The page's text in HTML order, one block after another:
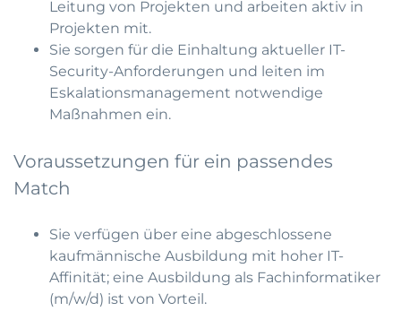
Leitung von Projekten und arbeiten aktiv in
Projekten mit.
Sie sorgen für die Einhaltung aktueller IT-
Security-Anforderungen und leiten im
Eskalationsmanagement notwendige
Maßnahmen ein.
Voraussetzungen für ein passendes
Match
Sie verfügen über eine abgeschlossene
kaufmännische Ausbildung mit hoher IT-
Affinität; eine Ausbildung als Fachinformatiker
(m/w/d) ist von Vorteil.